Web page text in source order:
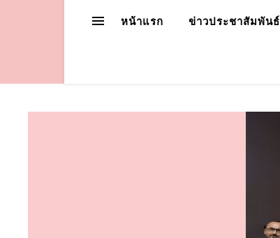
หน้าแรก ข่าวประชาสัมพันธ์